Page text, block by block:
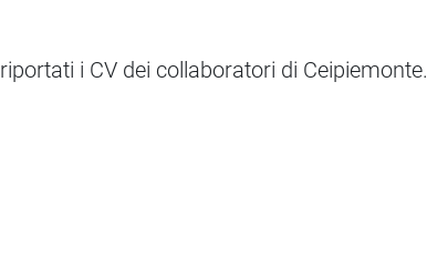
i CV dei collaboratori di Ceipiemonte.